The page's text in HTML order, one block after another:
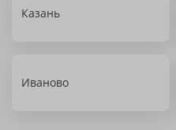
Казань
Иваново